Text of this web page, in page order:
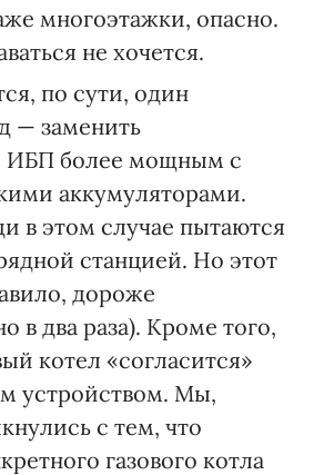
многоэтажки, опасно.
не хочется.
по сути, один
— заменить
ИБП более мощным с
аккумуляторами.
в этом случае пытаются
станцией. Но этот
дороже
в два раза). Кроме того,
котел «согласится»
устройством. Мы,
с тем, что
газового котла